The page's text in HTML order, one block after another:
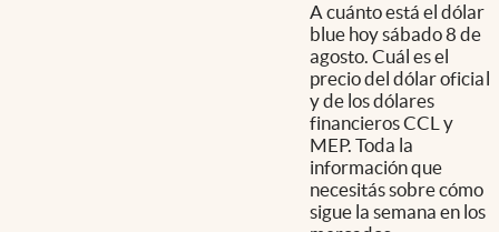
A cuánto está el dólar
blue hoy sábado 8 de
agosto. Cuál es el
precio del dólar oficial
y de los dólares
financieros CCL y
MEP. Toda la
información que
necesitás sobre cómo
sigue la semana en los